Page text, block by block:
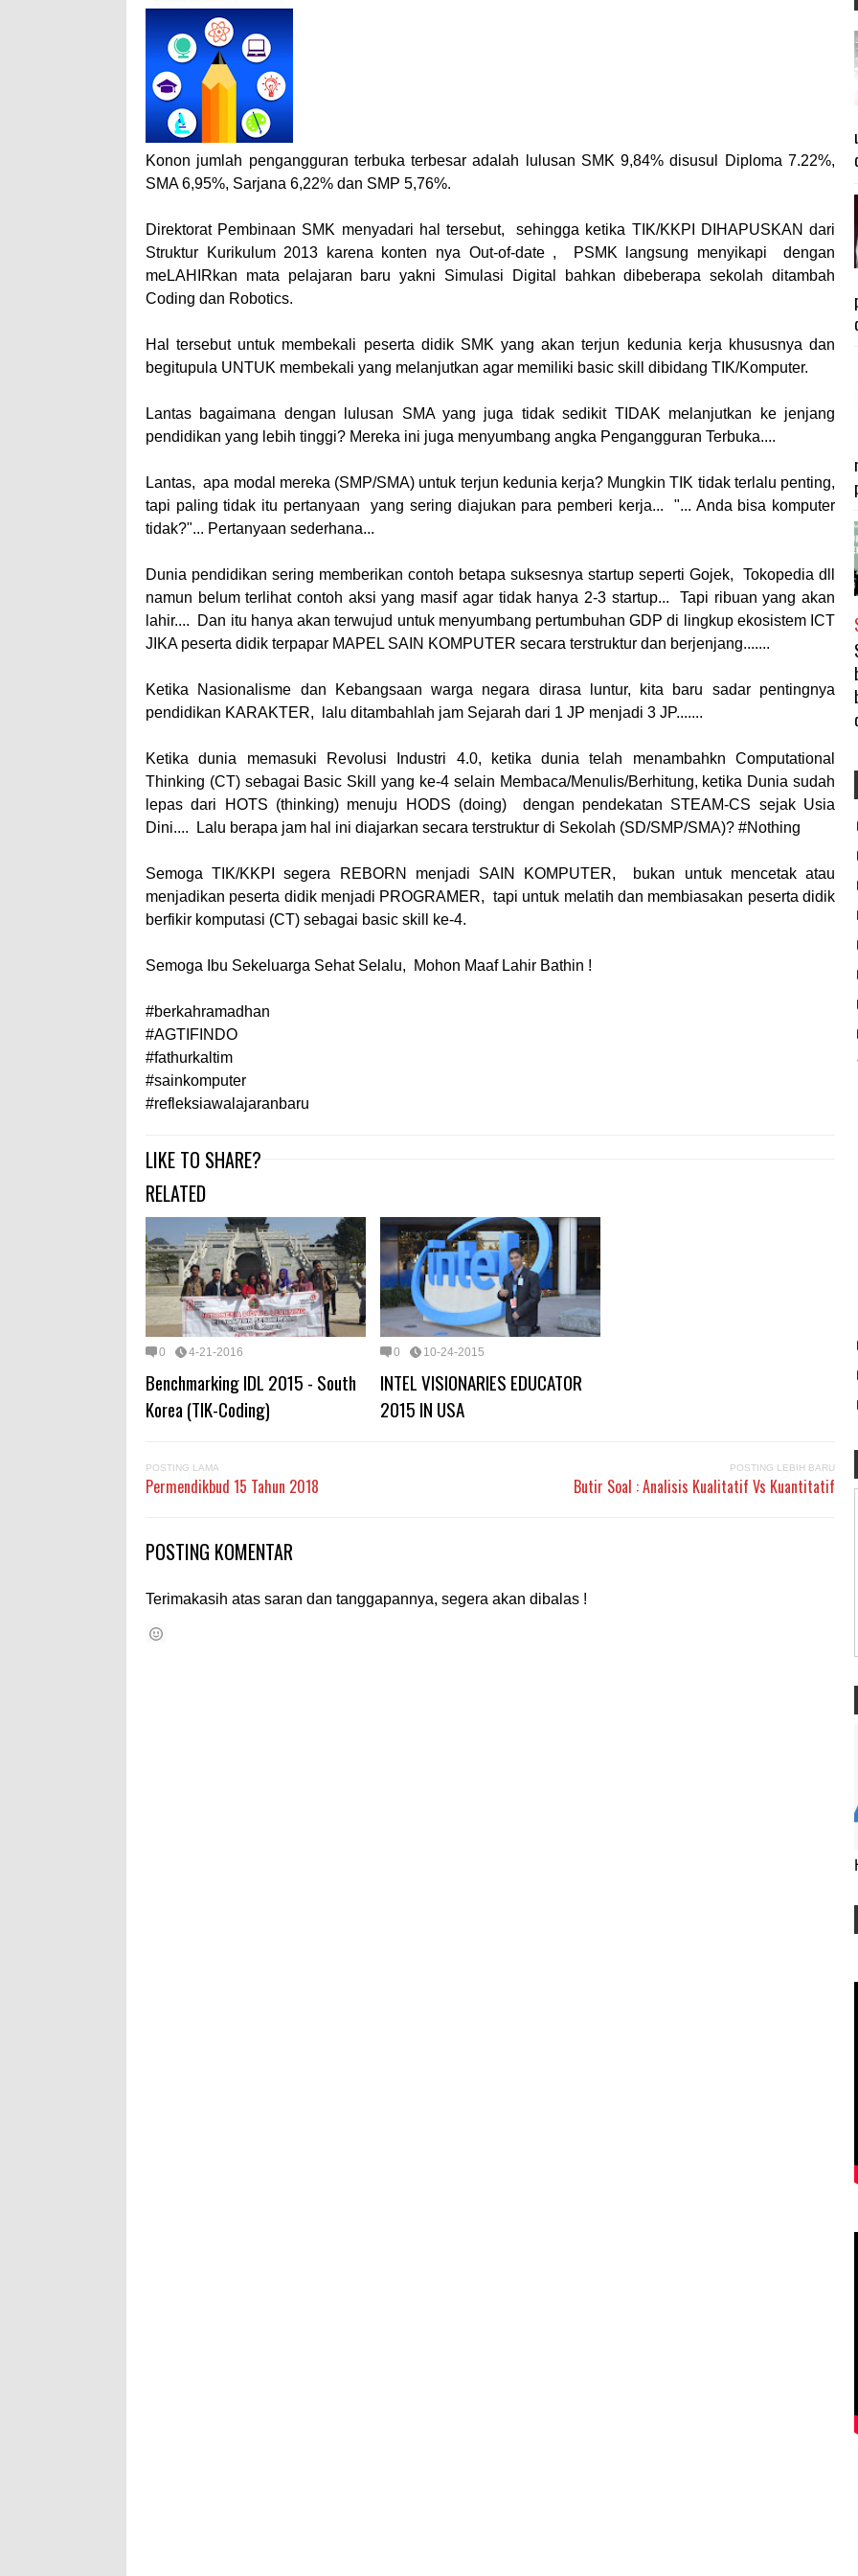
Konon jumlah pengangguran terbuka terbesar adalah lulusan SMK 9,84% disusul Diploma 7.22%,
SMA 6,95%, Sarjana 6,22% dan SMP 5,76%.
Direktorat Pembinaan SMK menyadari hal tersebut, sehingga ketika TIK/KKPI DIHAPUSKAN dari
Struktur Kurikulum 2013 karena konten nya Out-of-date , PSMK langsung menyikapi dengan
meLAHIRkan mata pelajaran baru yakni Simulasi Digital bahkan dibeberapa sekolah ditambah
Coding dan Robotics.
Hal tersebut untuk membekali peserta didik SMK yang akan terjun kedunia kerja khususnya dan
begitupula UNTUK membekali yang melanjutkan agar memiliki basic skill dibidang TIK/Komputer.
Lantas bagaimana dengan lulusan SMA yang juga tidak sedikit TIDAK melanjutkan ke jenjang
pendidikan yang lebih tinggi? Mereka ini juga menyumbang angka Pengangguran Terbuka....
Lantas, apa modal mereka (SMP/SMA) untuk terjun kedunia kerja? Mungkin TIK tidak terlalu penting,
tapi paling tidak itu pertanyaan yang sering diajukan para pemberi kerja... "... Anda bisa komputer
tidak?"... Pertanyaan sederhana...
Dunia pendidikan sering memberikan contoh betapa suksesnya startup seperti Gojek, Tokopedia dll
namun belum terlihat contoh aksi yang masif agar tidak hanya 2-3 startup... Tapi ribuan yang akan
lahir.... Dan itu hanya akan terwujud untuk menyumbang pertumbuhan GDP di lingkup ekosistem ICT
JIKA peserta didik terpapar MAPEL SAIN KOMPUTER secara terstruktur dan berjenjang.......
Ketika Nasionalisme dan Kebangsaan warga negara dirasa luntur, kita baru sadar pentingnya
pendidikan KARAKTER, lalu ditambahlah jam Sejarah dari 1 JP menjadi 3 JP.......
Ketika dunia memasuki Revolusi Industri 4.0, ketika dunia telah menambahkn Computational
Thinking (CT) sebagai Basic Skill yang ke-4 selain Membaca/Menulis/Berhitung, ketika Dunia sudah
lepas dari HOTS (thinking) menuju HODS (doing) dengan pendekatan STEAM-CS sejak Usia
Dini.... Lalu berapa jam hal ini diajarkan secara terstruktur di Sekolah (SD/SMP/SMA)? #Nothing
Semoga TIK/KKPI segera REBORN menjadi SAIN KOMPUTER, bukan untuk mencetak atau
menjadikan peserta didik menjadi PROGRAMER, tapi untuk melatih dan membiasakan peserta didik
berfikir komputasi (CT) sebagai basic skill ke-4.
Semoga Ibu Sekeluarga Sehat Selalu, Mohon Maaf Lahir Bathin !
#berkahramadhan
#AGTIFINDO
#fathurkaltim
#sainkomputer
#refleksiawalajaranbaru
LIKE TO SHARE?
RELATED
0 4-21-2016
Benchmarking IDL 2015 - South
Korea (TIK-Coding)
0 10-24-2015
INTEL VISIONARIES EDUCATOR
2015 IN USA
POSTING LAMA
Permendikbud 15 Tahun 2018
POSTING LEBIH BARU
Butir Soal : Analisis Kualitatif Vs Kuantitatif
POSTING KOMENTAR
Terimakasih atas saran dan tanggapannya, segera akan dibalas !